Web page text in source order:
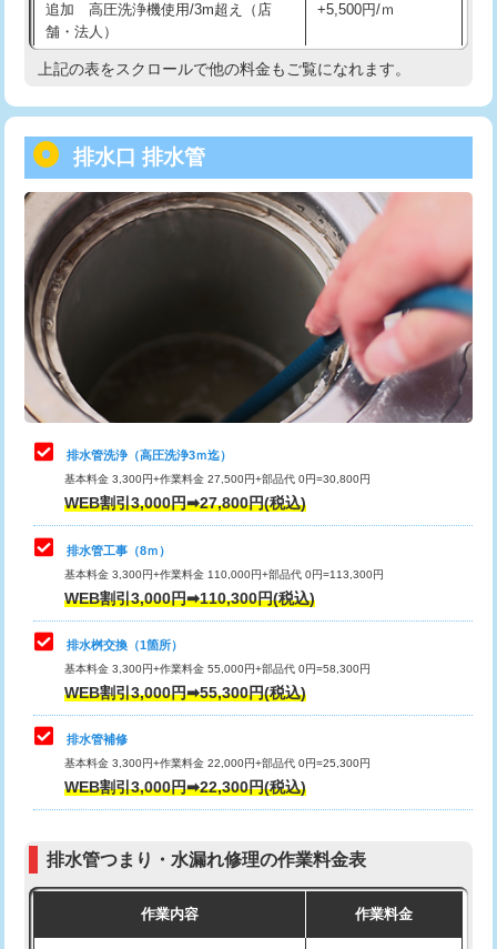
業)
給水管工事※（塩ビ管（VP・HI）使
用/3ｍまで)
用（追加）/3ｍ超え)
給水管工事※（ライニング鋼管・銅
管・ポリ管・HT管使用/3ｍまで)
44,000円
給水管工事※（ライニング鋼管・銅
管・ポリ管・HT管使用/3ｍ超え)
+8,800円
排水管工事（土の掘削・埋め戻し作
業）
11,000円~
排水管工事（排水管工事/3ｍまで） 55,000円
排水管工事（追加 排水管工事/3ｍ超
え）
マス交換（土の掘削・埋め戻し作業）
マス交換（深さ50㎝未満）
マス交換（深さ50㎝以上）
コンクリート斫り（厚さ10㎝まで）
コンクリート斫り（厚さ10㎝超え）
モルタル補修（厚さ10㎝まで）
モルタル補修（厚さ10㎝超え）
追加人工 16,500円
現場見積
追加 高圧洗浄機使用/3m超え（店
舗・法人）
+5,500円/ｍ
高度高圧洗浄換 現地調査
トーラー機使用/3mまで
追加トーラー機使用/3m超え +3,300円
カメラ調査 33,000円
桝清掃 8,800円
止水・漏水調査・防水処理・清掃・修
理・調整・分解・加工など（軽作業）
11,000円
止水・漏水調査・防水処理・清掃・修
理・調整・分解・加工など（中作業）
22,000円
止水・漏水調査・防水処理・清掃・修
理・調整・分解・加工など（重作業）
33,000円
その他部品の脱着
交換・取付（タンク）
交換・取付(単水栓（壁付・デッキ
式）)
交換・取付(混合水栓（壁付・デッキ
式・ワンホール）)
16,500円+材料費
交換・取付(排水栓・排水トラップ
交換・取付（その他部品） 11,000円+材料費
持込商品取付（単水栓） 13,200円
持込商品取付（混合水栓） 16,500円
上記の表をスクロールで他の料金もご覧になれます。
排水口 排水管
排水管洗浄（高圧洗浄3ｍ迄）
基本料金 3,300円+作業料金 27,500円+部品代 0円=30,800円
WEB割引3,000円➡27,800円(税込)
排水管工事（8ｍ）
基本料金 3,300円+作業料金 110,000円+部品代 0円=113,300円
WEB割引3,000円➡110,300円(税込)
排水桝交換（1箇所）
基本料金 3,300円+作業料金 55,000円+部品代 0円=58,300円
WEB割引3,000円➡55,300円(税込)
排水管補修
基本料金 3,300円+作業料金 22,000円+部品代 0円=25,300円
WEB割引3,000円➡22,300円(税込)
排水管つまり・水漏れ修理の作業料金表
作業内容 作業料金